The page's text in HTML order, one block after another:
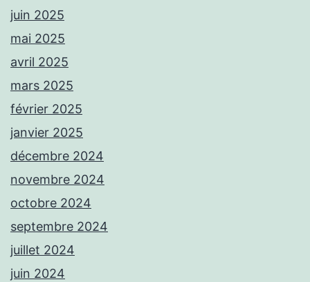
juin 2025
mai 2025
avril 2025
mars 2025
février 2025
janvier 2025
décembre 2024
novembre 2024
octobre 2024
septembre 2024
juillet 2024
juin 2024